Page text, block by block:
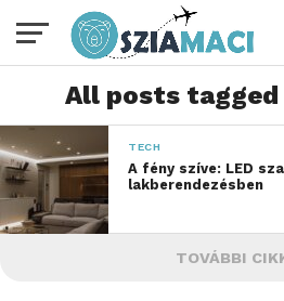
All posts
TECH
A fény szíve: LED
lakberendezésben
TOVÁBBI